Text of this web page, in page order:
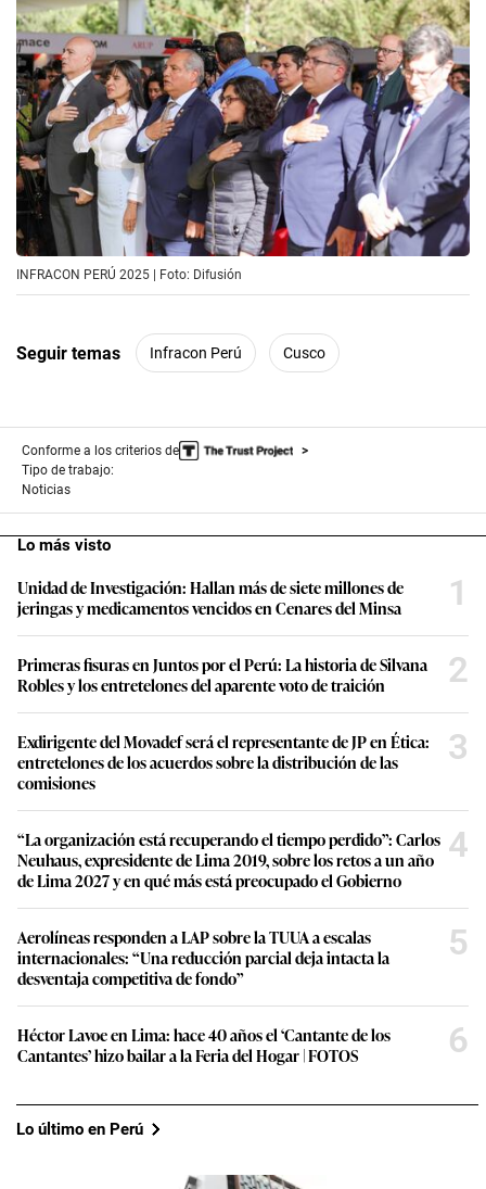
INFRACON PERÚ 2025 | Foto: Difusión
Seguir temas Infracon Perú Cusco
Conforme a los criterios de
Tipo de trabajo:
Noticias
Lo más visto
Unidad de Investigación: Hallan más de siete millones de
jeringas y medicamentos vencidos en Cenares del Minsa
1
Primeras fisuras en Juntos por el Perú: La historia de Silvana
Robles y los entretelones del aparente voto de traición
2
Exdirigente del Movadef será el representante de JP en Ética:
entretelones de los acuerdos sobre la distribución de las
comisiones
3
“La organización está recuperando el tiempo perdido”: Carlos
Neuhaus, expresidente de Lima 2019, sobre los retos a un año
de Lima 2027 y en qué más está preocupado el Gobierno
4
Aerolíneas responden a LAP sobre la TUUA a escalas
internacionales: “Una reducción parcial deja intacta la
desventaja competitiva de fondo”
5
Héctor Lavoe en Lima: hace 40 años el ‘Cantante de los
Cantantes’ hizo bailar a la Feria del Hogar | FOTOS
6
Lo último en Perú